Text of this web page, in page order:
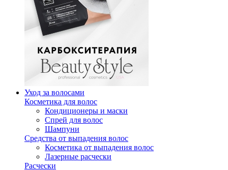
Уход за волосами
Косметика для волос
Кондиционеры и маски
Спрей для волос
Шампуни
Средства от выпадения волос
Косметика от выпадения волос
Лазерные расчески
Расчески